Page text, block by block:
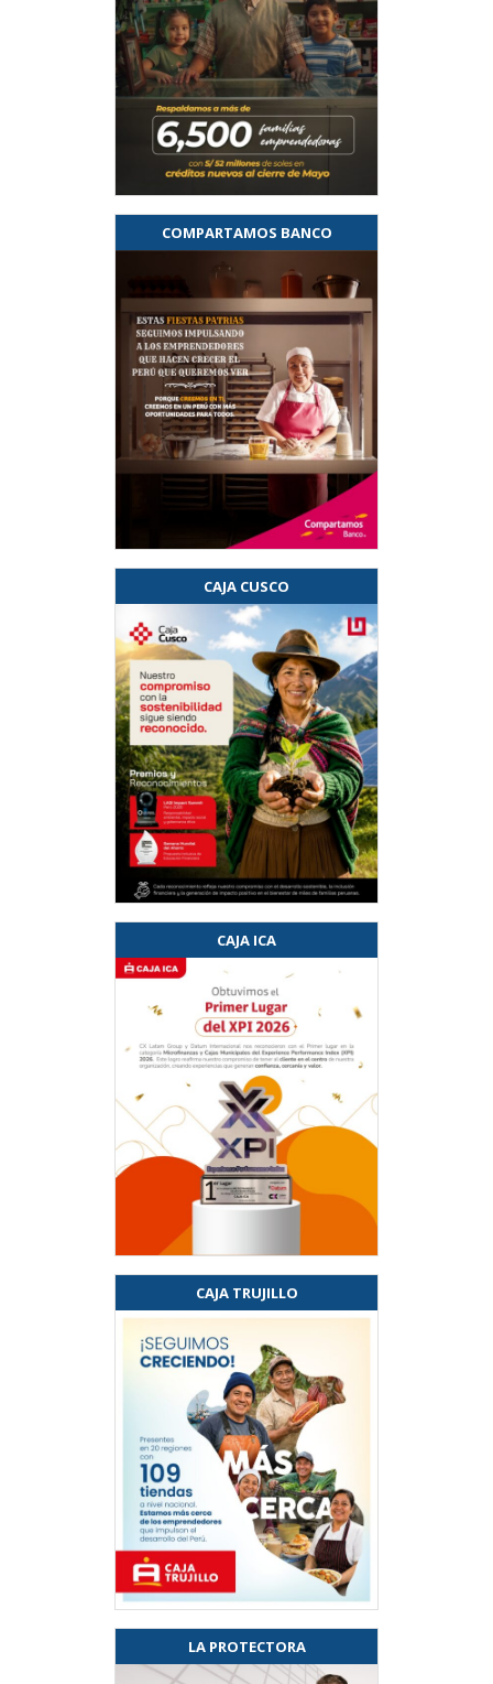
COMPARTAMOS BANCO
CAJA CUSCO
CAJA ICA
CAJA TRUJILLO
LA PROTECTORA